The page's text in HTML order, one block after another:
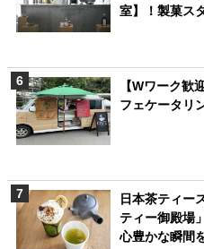
室】！製菓ス
【Wワーク歓
フェケータリ
日本茶ティー
ティー御殿場
心豊かな瞬間